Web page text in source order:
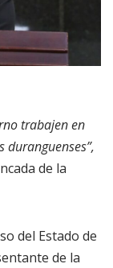
trabajen en
de la
del Estado de
de la